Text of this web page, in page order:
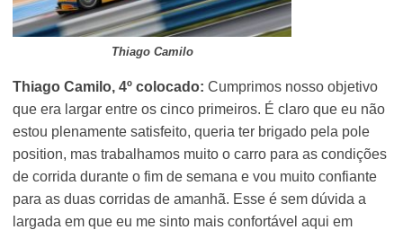
Thiago Camilo
Thiago Camilo, 4º colocado: Cumprimos nosso objetivo
que era largar entre os cinco primeiros. É claro que eu não
estou plenamente satisfeito, queria ter brigado pela pole
position, mas trabalhamos muito o carro para as condições
de corrida durante o fim de semana e vou muito confiante
para as duas corridas de amanhã. Esse é sem dúvida a
largada em que eu me sinto mais confortável aqui em